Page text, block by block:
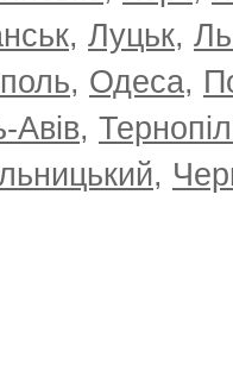
, Луцьк,
, Одеса,
Авів,
,